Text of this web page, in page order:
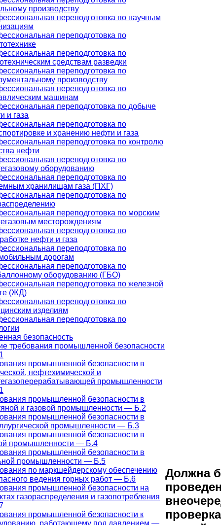
производству
переподготовка по научным
переподготовка по
переподготовка по
средствам разведки
переподготовка по
производству
переподготовка по
машинам
переподготовка по добыче
и газа
переподготовка по
и хранению нефти и газа
переподготовка по контролю
нефти
переподготовка по
оборудованию
переподготовка по
хранилищам газа (ПХГ)
переподготовка по
переподготовка по морским
месторождениям
переподготовка по
нефти и газа
переподготовка по
дорогам
переподготовка по
оборудованию (ГБО)
переподготовка по железной
(ЖД)
переподготовка по
изделиям
переподготовка по
безопасность
требования промышленной безопасности
промышленной безопасности в
нефтехимической и
промышленности
промышленной безопасности в
и газовой промышленности — Б.2
промышленной безопасности в
промышленности — Б.3
промышленной безопасности в
промышленности — Б.4
промышленной безопасности в
промышленности — Б.5
по маркшейдерскому обеспечению
ведения горных работ — Б.6
промышленной безопасности на
газораспределения и газопотребления
промышленной безопасности к
работающему под давлением —
Должна
проверка